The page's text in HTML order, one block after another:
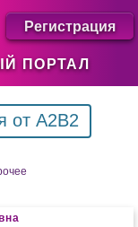
ПОРТАЛ
Регистрация
от A2B2